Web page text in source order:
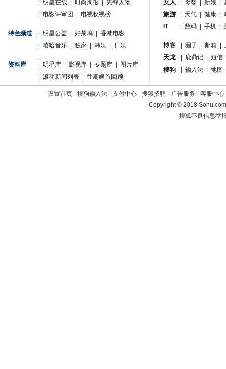
明星在线 时尚周报
先锋人物
电影评审团 电视收视榜
特色频道 明星公益 好莱坞
香港电影
嘻哈音乐 独家 韩娱 日娱
资料库 明星库 影视库 专题库
图片库
滚动新闻列表 往期娱首回顾
女人 母婴 新娘
旅游
天气 健康
IT
数码 手机
博客 圈子 邮箱
天龙
鹿鼎记
短信
搜狗
输入法 地图
设置首页 - 搜狗输入法 - 支付中心 - 搜狐招聘 - 广告服务 - 客服中心
Copyright©2018
搜狐不良信息举